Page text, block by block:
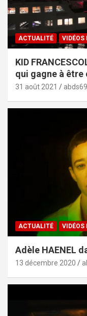
ACTUALITÉ VIDÉOS
KID
qui gagne à être
31 août 2021 abds69
ACTUALITÉ VIDÉOS
Adèle HAENEL
13 décembre 2020